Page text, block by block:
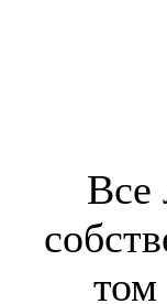
Все
том